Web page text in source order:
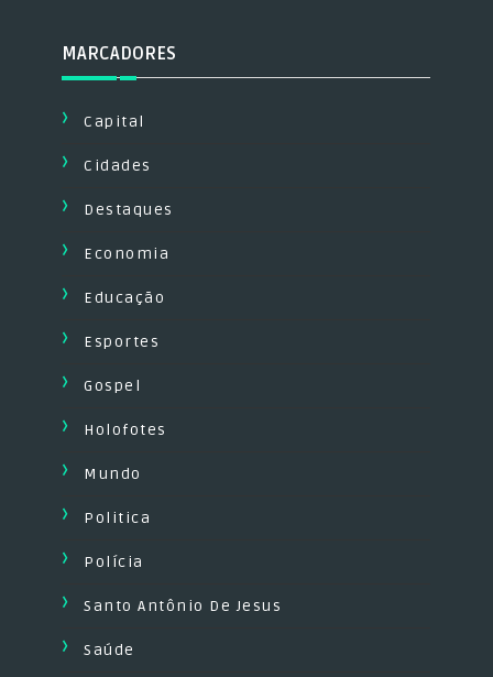
MARCADORES
Capital
Cidades
Destaques
Economia
Educação
Esportes
Gospel
Holofotes
Mundo
Politica
Polícia
Santo Antônio De Jesus
Saúde